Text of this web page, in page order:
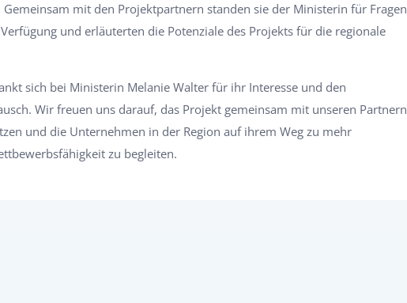
mit den Projektpartnern standen sie der Ministerin für Fragen
und erläuterten die Potenziale des Projekts für die regionale
sich bei Ministerin Melanie Walter für ihr Interesse und den
Wir freuen uns darauf, das Projekt gemeinsam mit unseren Partnern
und die Unternehmen in der Region auf ihrem Weg zu mehr
zu begleiten.